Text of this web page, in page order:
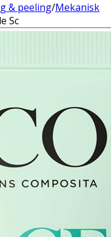
& peeling/Mekanisk
Sc